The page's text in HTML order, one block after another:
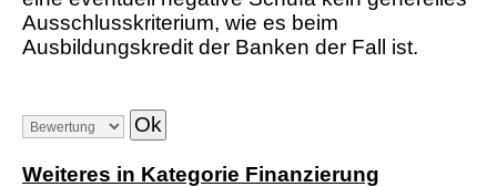
Ausschlusskriterium, wie es beim
Ausbildungskredit der Banken der Fall ist.
Weiteres in Kategorie Finanzierung